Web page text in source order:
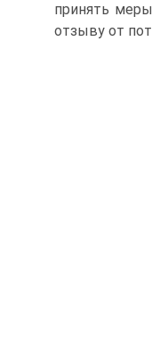
принять
отзыву от